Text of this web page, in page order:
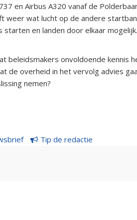
en Airbus A320 vanaf de
weer wat lucht op de andere
en landen door elkaar mogelijk.
beleidsmakers onvoldoende kennis
de overheid in het vervolg advies
nemen?
Tip de redactie